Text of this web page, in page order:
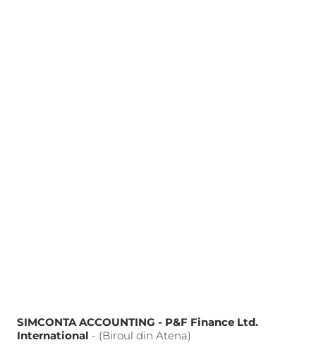
SIMCONTA ACCOUNTING - P&F Finance Ltd.
International - (Biroul din Atena)